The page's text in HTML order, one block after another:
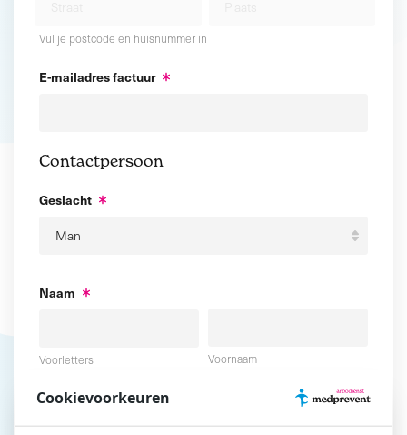
Vul je postcode en huisnummer in
E-mailadres factuur
Contactpersoon
Geslacht
Naam
Voorletters Voornaam
Cookievoorkeuren